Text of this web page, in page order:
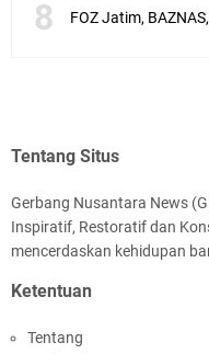
Tentang Situs
Gerbang Nusantara News
Inspiratif, Restoratif dan
mencerdaskan kehidupan
Ketentuan
Tentang